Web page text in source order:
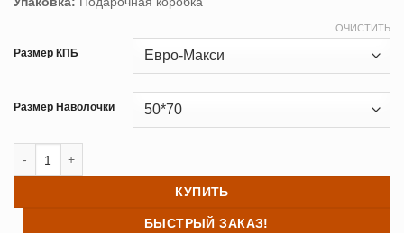
Размер КПБ
Размер Наволочки
ОЧИСТИТЬ
КУПИТЬ
БЫСТРЫЙ ЗАКАЗ!